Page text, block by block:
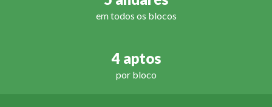
em todos os blocos
4 aptos
por bloco